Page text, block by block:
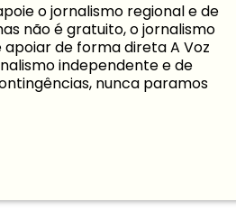
o jornalismo regional e de
não é gratuito, o jornalismo
de forma direta A Voz
independente e de
nunca paramos